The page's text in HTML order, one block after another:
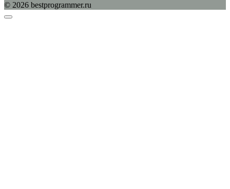
© 2026 bestprogrammer.ru